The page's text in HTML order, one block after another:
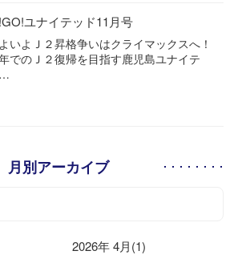
ユナイテッド11月号
いよＪ２昇格争いはクライマックスへ！
でのＪ２復帰を目指す鹿児島ユナイテ
月別アーカイブ
2026年 4月(1)